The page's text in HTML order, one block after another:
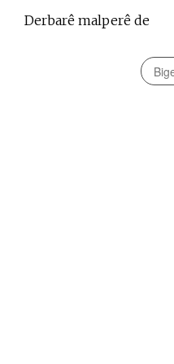
Derbarê malperê de